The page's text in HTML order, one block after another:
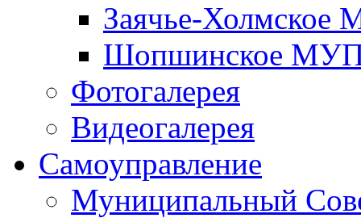
Заячье-
Шопшинское
Фотогалерея
Видеогалерея
Самоуправление
Муниципальный